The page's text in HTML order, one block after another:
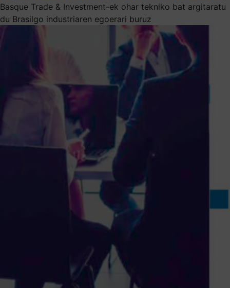
Basque Trade & Investment-ek ohar tekniko bat argitaratu
du Brasilgo industriaren egoerari buruz